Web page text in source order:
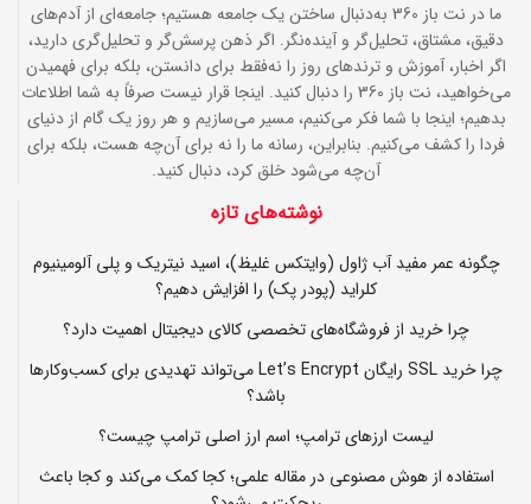
ما در نت باز 360 به‌دنبال ساختن یک جامعه هستیم؛ جامعه‌ای از آدم‌های
دقیق، مشتاق، تحلیل‌گر و آینده‌نگر. اگر ذهن پرسش‌گر و تحلیل‌گری دارید،
اگر اخبار، آموزش و ترندهای روز را نه‌فقط برای دانستن، بلکه برای فهمیدن
می‌خواهید، نت باز 360 را دنبال کنید. اینجا قرار نیست صرفاً به شما اطلاعات
بدهیم؛ اینجا با شما فکر می‌کنیم، مسیر می‌سازیم و هر روز یک گام از دنیای
فردا را کشف می‌کنیم. بنابراین، رسانه ما را نه برای آن‌چه هست، بلکه برای
آن‌چه می‌شود خلق کرد، دنبال کنید.
نوشته‌های تازه
چگونه عمر مفید آب ژاول (وایتکس غلیظ)، اسید نیتریک و پلی آلومینیوم
کلراید (پودر پک) را افزایش دهیم؟
چرا خرید از فروشگاه‌های تخصصی کالای دیجیتال اهمیت دارد؟
چرا خرید SSL رایگان Let’s Encrypt می‌تواند تهدیدی برای کسب‌وکارها
باشد؟
لیست ارزهای ترامپ؛ اسم ارز اصلی ترامپ چیست؟
استفاده از هوش مصنوعی در مقاله علمی؛ کجا کمک می‌کند و کجا باعث